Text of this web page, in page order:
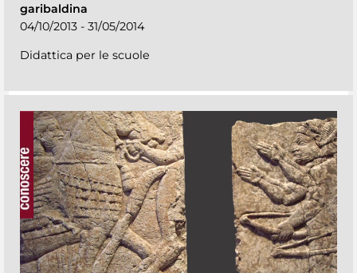
garibaldina
04/10/2013 - 31/05/2014
Didattica per le scuole